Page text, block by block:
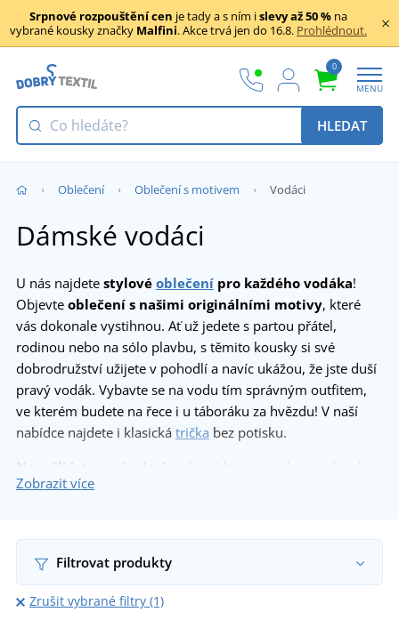
Srpnové rozpouštění cen je tady a s ním islevy až 50 % na
vybrané kousky značky Malfini. Akce trvá jen do 16.8. Prohlédnout.
0
MENU
HLEDAT
Oblečení Oblečení s motivem Vodáci
Dámské vodáci
U nás najdete stylové oblečení pro každého vodáka!
Objevte oblečení s našimi originálními motivy, které
vás dokonale vystihnou. Ať už jedete s partou přátel,
rodinou nebo na sólo plavbu, s těmito kousky si své
dobrodružství užijete v pohodlí a navíc ukážou, že jste duší
pravý vodák. Vybavte se na vodu tím správným outfitem,
ve kterém budete na řece i u táboráku za hvězdu! V naší
nabídce najdete i klasická trička bez potisku.
Nenašli jste u nás design
chcete k některému z motivů
aby vše bylo dokonalé. Více informací o potisku a výšivce
najdete
Zobrazit více
Filtrovat produkty
Zrušit vybrané filtry (1)